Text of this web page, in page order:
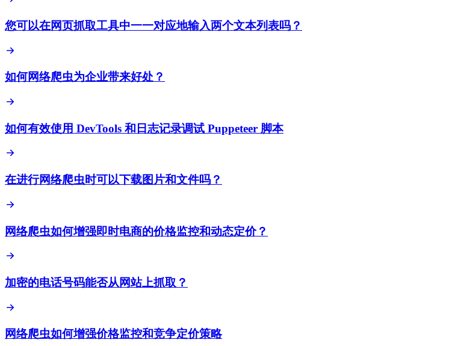
您可以在网页抓取工具中一一对应地输入两个文本列表吗？
如何网络爬虫为企业带来好处？
如何有效使用 DevTools 和日志记录调试 Puppeteer 脚本
在进行网络爬虫时可以下载图片和文件吗？
网络爬虫如何增强即时电商的价格监控和动态定价？
加密的电话号码能否从网站上抓取？
网络爬虫如何增强价格监控和竞争定价策略